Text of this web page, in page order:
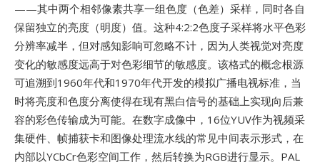
——其中两个相邻像素共享一组色度（色差）采样，同时各自
保留独立的亮度（明度）值。这种4:2:2色度子采样将水平色彩
分辨率减半，但对感知影响可忽略不计，因为人类视觉对亮度
变化的敏感度远高于对色彩细节的敏感度。该格式的概念根源
可追溯到1960年代和1970年代开发的模拟广播电视标准，当
时将亮度和色度分离使得在现有黑白信号的基础上实现向后兼
容的彩色传输成为可能。在数字成像中，16位YUV作为视频采
集硬件、帧捕获卡和图像处理流水线的常见中间表示形式，在
内部以YCbCr色彩空间工作，然后转换为RGB进行显示。PAL